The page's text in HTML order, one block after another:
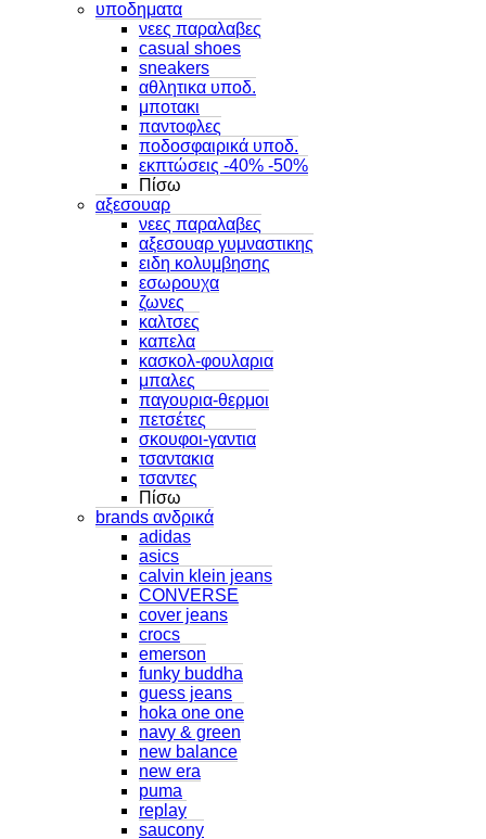
υποδηματα
νεες παραλαβες
casual shoes
sneakers
αθλητικα υποδ.
μποτακι
παντοφλες
ποδοσφαιρικά υποδ.
εκπτώσεις -40% -50%
Πίσω
αξεσουαρ
νεες παραλαβες
αξεσουαρ γυμναστικης
ειδη κολυμβησης
εσωρουχα
ζωνες
καλτσες
καπελα
κασκολ-φουλαρια
μπαλες
παγουρια-θερμοι
πετσέτες
σκουφοι-γαντια
τσαντακια
τσαντες
Πίσω
brands ανδρικά
adidas
asics
calvin klein jeans
CONVERSE
cover jeans
crocs
emerson
funky buddha
guess jeans
hoka one one
navy & green
new balance
new era
puma
replay
saucony